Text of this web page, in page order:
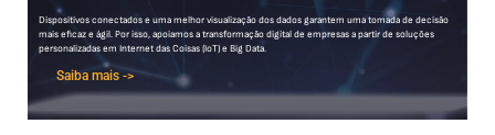
Dispositivos conectados e uma melhor visualização dos dados garantem uma tomada de decisão
mais eficaz e ágil. Por isso, apoiamos a transformação digital de empresas a partir de soluções
personalizadas em Internet das Coisas (IoT) e Big Data.
Saiba mais ->